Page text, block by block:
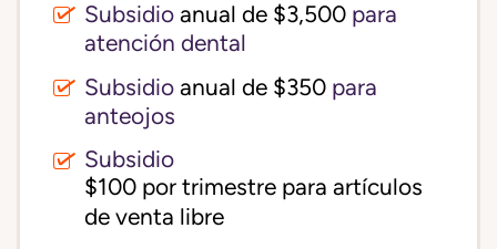
Subsidio anual de $3,500 para
atención dental
Subsidio anual de $350 para
anteojos
Subsidio
$100 por trimestre para artículos
de venta libre